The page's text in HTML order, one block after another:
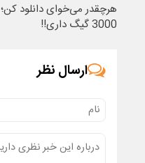
هرچقدر می‌خوای دانلود کن؛
3000 گیگ داری!!
ارسال نظر